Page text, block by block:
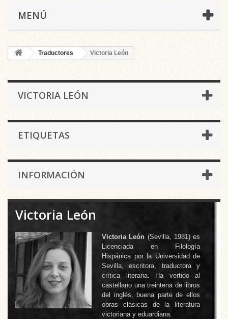
MENÚ
Traductores Victoria León
VICTORIA LEÓN
ETIQUETAS
INFORMACIÓN
Victoria León
Victoria León (Sevilla, 1981) es
Licenciada en Filología
Hispánica por la Universidad de
Sevilla, escritora, traductora y
crítica literaria. Ha vertido al
castellano una treintena de libros
del inglés, buena parte de ellos
obras clásicas de la literatura
victoriana y eduardiana.